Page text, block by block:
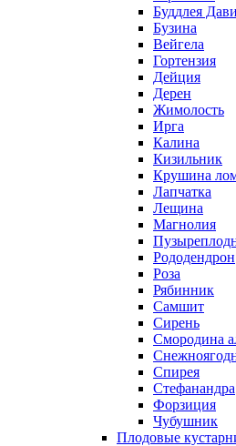
Буддлея
Бузина
Вейгела
Гортензия
Дейция
Дерен
Жимолость
Ирга
Калина
Кизильник
Крушина
Лапчатка
Лещина
Магнолия
Рододендрон
Роза
Рябинник
Самшит
Сирень
Смородина
Спирея
Стефанандра
Форзиция
Чубушник
Плодовые